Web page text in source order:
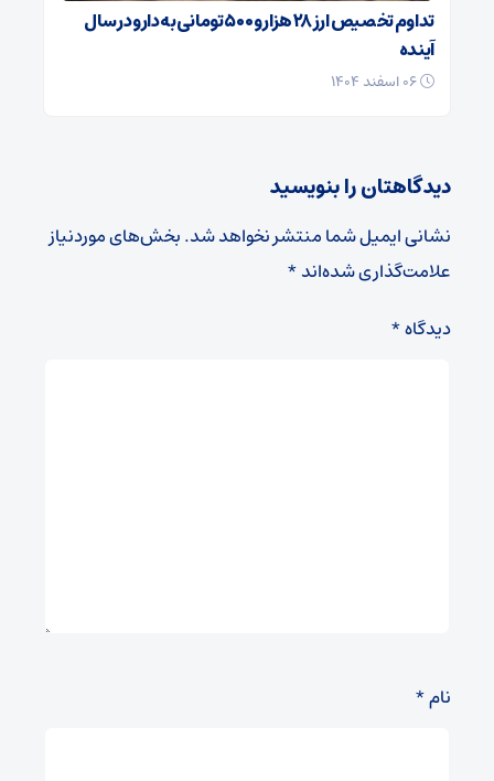
تداوم تخصیص ارز ۲۸ هزار و ۵۰۰ تومانی به دارو در سال
آینده
دیدگاهتان را بنویسید
نشانی ایمیل شما منتشر نخواهد شد.بخش‌های موردنیاز
علامت‌گذاری شده‌اند*
دیدگاه*
نام*